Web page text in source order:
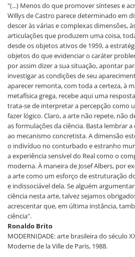
"(...) Menos do que promover sínteses e
Willys de Castro parece determinado em
descer às várias e complexas dimensões,
articulações que produzem uma coisa,
desde os objetos ativos de 1959, a
objetos do que evidenciar o caráter
por assim dizer a sua situação, apontar
investigar as condições de seu
aparecer remonta, com toda a certeza, à
metafísica grega, recebe aqui uma
trata-se de interpretar a percepção como
fazer lógico. Claro, a arte não repete, não
as formulações da ciência. Basta lembrar
ao mecanismo concretista. A dimensão
o indivíduo no conturbado e estranho
a experiência sensível do Real como o
moderna. À maneira de Josef Albers, por
a arte como um esforço de estruturação
e indissociável dela. Se alguém
ciência nesta arte, talvez sejamos
acrescentar que, em última instância,
ciência".
Ronaldo Brito
MODERNIDADE: arte brasileira do século
Moderne de la Ville de Paris, 1988.